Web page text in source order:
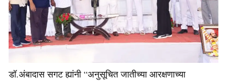
डॉ.अंबादास सगट ह्यांनी “अनुसूचित जातीच्या आरक्षणाच्या